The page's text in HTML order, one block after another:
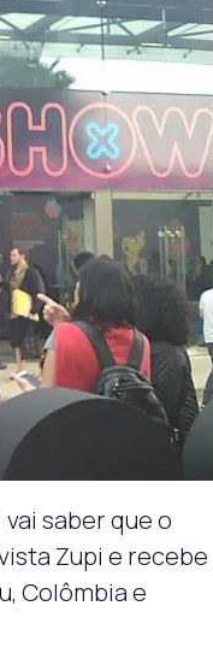
saber que o
Zupi e recebe
Colômbia e